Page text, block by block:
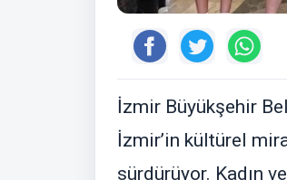
İzmir Büyükşehir
İzmir’in kültürel
sürdürüyor. Kadın